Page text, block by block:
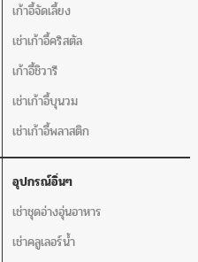
เก้าอี้จัดเลี้ยง
เช่าเก้าอี้คริสตัล
เก้าอี้ชิวารี
เช่าเก้าอี้บุนวม
เช่าเก้าอี้พลาสติก
อุปกรณ์อิ่นๆ
เช่าชุดอ่างอุ่นอาหาร
เช่าคลูเลอร์น้ำ